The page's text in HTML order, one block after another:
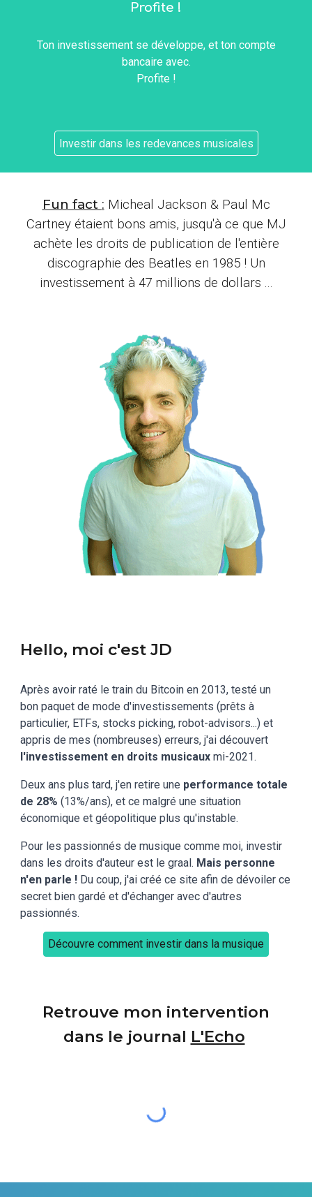
Profite !
Ton investissement se développe, et ton compte
bancaire avec.
Profite !
Investir dans les redevances musicales
Fun fact : Micheal Jackson & Paul Mc
Cartney étaient bons amis, jusqu'à ce que MJ
achète les droits de publication de l'entière
discographie des Beatles en 1985 ! Un
investissement à 47 millions de dollars ...
Hello, moi c'est JD
Après avoir raté le train du Bitcoin en 2013, testé un
bon paquet de mode d'investissements (prêts à
particulier, ETFs, stocks picking, robot-advisors...) et
appris de mes (nombreuses) erreurs, j'ai découvert
l'investissement en droits musicaux mi-2021.
Deux ans plus tard, j'en retire une performance totale
de 28% (13%/ans), et ce malgré une situation
économique et géopolitique plus qu'instable.
Pour les passionnés de musique comme moi, investir
dans les droits d'auteur est le graal. Mais personne
n'en parle ! Du coup, j'ai créé ce site afin de dévoiler ce
secret bien gardé et d'échanger avec d'autres
passionnés.
Découvre comment investir dans la musique
Retrouve mon intervention
dans le journal L'Echo